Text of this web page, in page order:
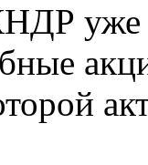
уже